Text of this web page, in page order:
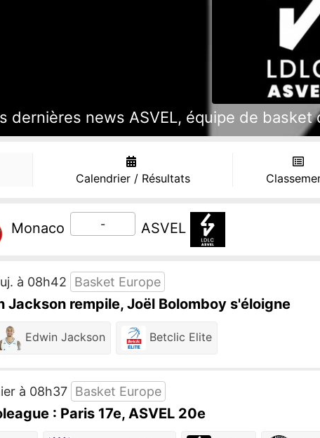
dernières news ASVEL, équipe de
Calendrier / Résultats
Monaco - ASVEL
à 08h42 Basket Europe
Jackson rempile, Joël Bolomboy s'éloigne
Edwin Jackson Betclic Elite
à 08h37 Basket Europe
: Paris 17e, ASVEL 20e